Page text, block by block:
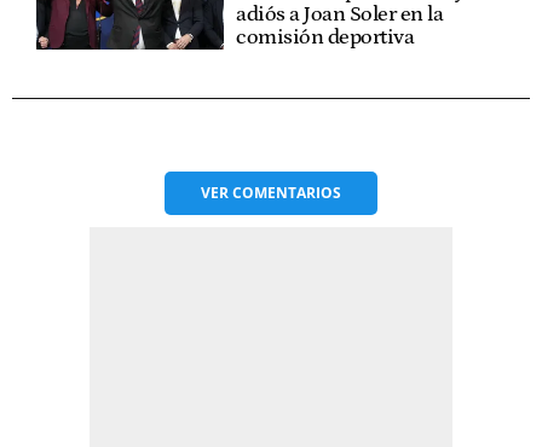
adiós a Joan Soler en la
comisión deportiva
VERCOMENTARIOS